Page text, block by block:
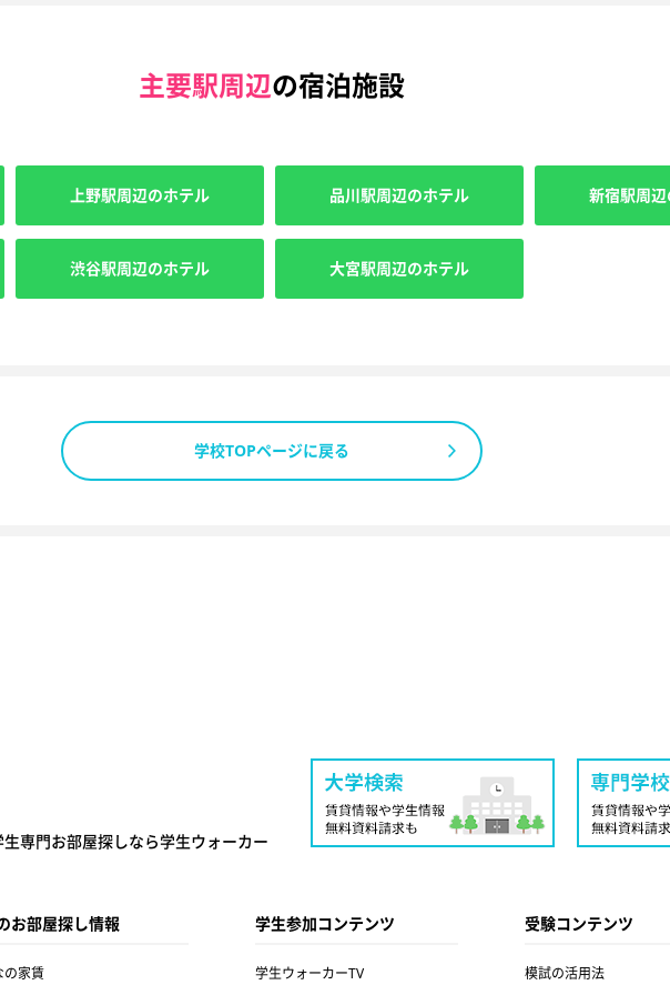
主要駅周辺の宿泊施設
上野駅周辺のホテル 品川駅周辺のホテル 新宿駅周
渋谷駅周辺のホテル 大宮駅周辺のホテル
学校TOPページに戻る
生専門お部屋探しなら学生ウォーカー
お部屋探し情報
の家賃
学生参加コンテンツ
学生ウォーカーTV
受験コンテンツ
模試の活用法